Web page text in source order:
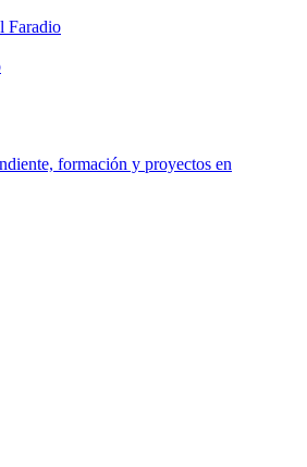
Faradio
formación y proyectos en